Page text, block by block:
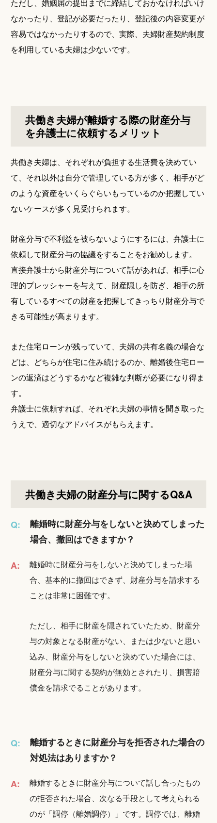
ただし、婚姻届の提出までに締結しておかなければいけ
なかったり、登記が必要だったり、登記後の内容変更が
容易ではなかったりするので、実際、夫婦財産契約制度
を利用している夫婦は少ないです。
共働き夫婦が離婚する際の財産分与
を弁護士に依頼するメリット
共働き夫婦は、それぞれが負担する生活費を決めてい
て、それ以外は自分で管理している方が多く、相手がど
のような資産をいくらぐらいもっているのか把握してい
ないケースが多く見受けられます。
財産分与で不利益を被らないようにするには、弁護士に
依頼して財産分与の協議をすることをお勧めします。
直接弁護士から財産分与について話があれば、相手に心
理的プレッシャーを与えて、財産隠しを防ぎ、相手の所
有しているすべての財産を把握してきっちり財産分与で
きる可能性が高まります。
また住宅ローンが残っていて、夫婦の共有名義の場合な
どは、どちらが住宅に住み続けるのか、離婚後住宅ロー
ンの返済はどうするかなど複雑な判断が必要になり得ま
す。
弁護士に依頼すれば、それぞれ夫婦の事情を聞き取った
うえで、適切なアドバイスがもらえます。
共働き夫婦の財産分与に関するQ&A
Q:
離婚時に財産分与をしないと決めてしまった
場合、撤回はできますか？
A:
離婚時に財産分与をしないと決めてしまった場
合、基本的に撤回はできず、財産分与を請求する
ことは非常に困難です。
ただし、相手に財産を隠されていたため、財産分
与の対象となる財産がない、または少ないと思い
込み、財産分与をしないと決めていた場合には、
財産分与に関する契約が無効とされたり、損害賠
償金を請求でることがあります。
Q:
離婚するときに財産分与を拒否された場合の
対処法はありますか？
A:
離婚するときに財産分与について話し合ったもの
の拒否された場合、次なる手段として考えられる
のが「調停（離婚調停）」です。調停では、離婚